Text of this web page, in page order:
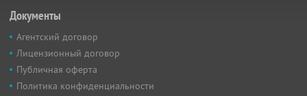
Документы
Агентский договор
Лицензионный договор
Публичная оферта
Политика конфиденциальности